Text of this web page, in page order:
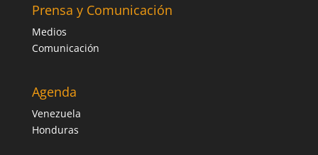
Prensa y Comunicación
Medios
Comunicación
Agenda
Venezuela
Honduras